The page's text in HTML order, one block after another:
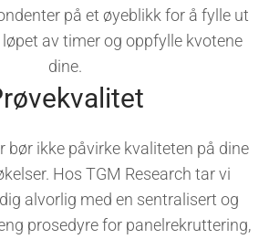
på et øyeblikk for å fylle ut
av timer og oppfylle kvotene
dine.
bør ikke påvirke kvaliteten på dine
Hos TGM Research tar vi
alvorlig med en sentralisert og
prosedyre for panelrekruttering,